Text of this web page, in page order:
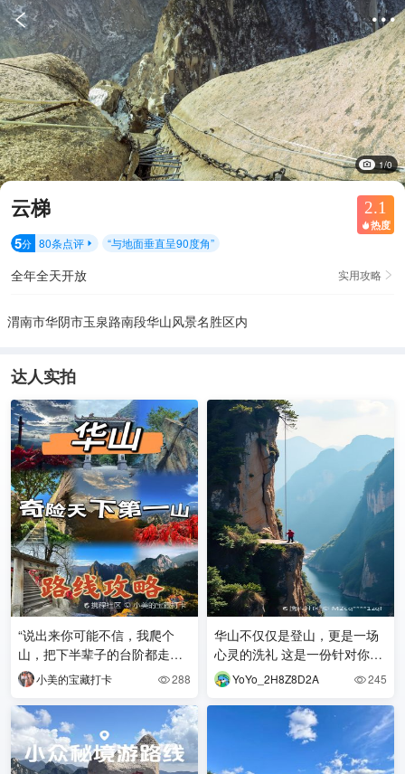
 
1/0
云梯 2.1
 热度
5分 80条点评  “与地面垂直呈90度角”
全年全天开放 实用攻略 
渭南市华阴市玉泉路南段华山风景名胜区内
达人实拍
“说出来你可能不信，我爬个
山，把下半辈子的台阶都走完
了……”
小美的宝藏打卡 288
华山不仅仅是登山，更是一场
心灵的洗礼 这是一份针对你3
天华山之旅，预算2000元的实
用爆款攻略，帮你
YoYo_2H8Z8D2A 245